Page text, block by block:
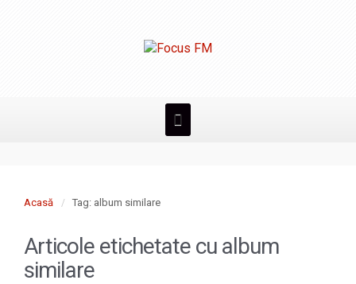
Acasă Tag: album similare
Articole etichetate cu album
similare